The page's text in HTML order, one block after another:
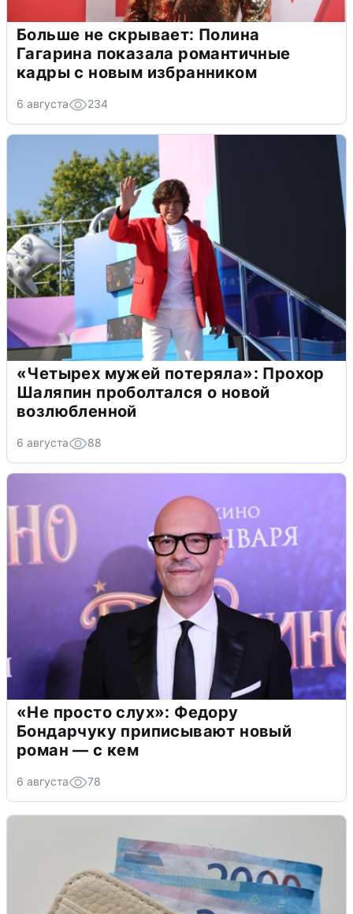
Больше не скрывает: Полина
Гагарина показала романтичные
кадры с новым избранником
6 августа 234
«Четырех мужей потеряла»: Прохор
Шаляпин проболтался о новой
возлюбленной
6 августа 88
«Не просто слух»: Федору
Бондарчуку приписывают новый
роман — с кем
6 августа 78